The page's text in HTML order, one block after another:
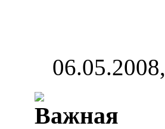
06.05.2008,